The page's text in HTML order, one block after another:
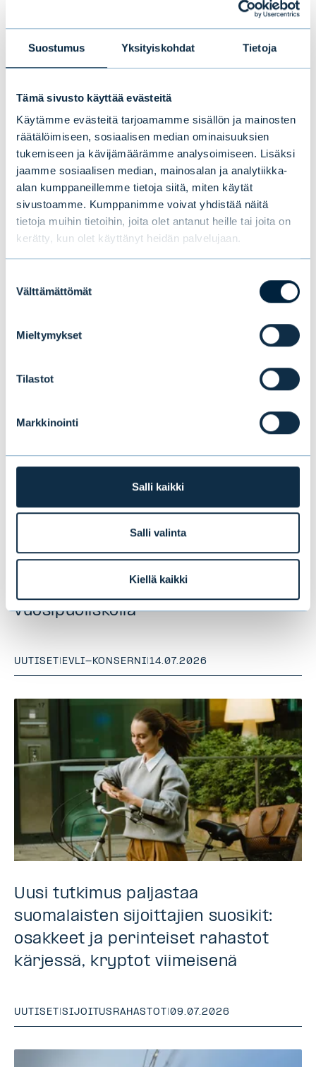
Suostumus Yksityiskohdat Tietoja
Tämä sivusto käyttää evästeitä
Käytämme evästeitä tarjoamamme sisällön ja mainosten
räätälöimiseen, sosiaalisen median ominaisuuksien
tukemiseen ja kävijämäärämme analysoimiseen. Lisäksi
jaamme sosiaalisen median, mainosalan ja analytiikka-
alan kumppaneillemme tietoja siitä, miten käytät
sivustoamme. Kumppanimme voivat yhdistää näitä
tietoja muihin tietoihin, joita olet antanut heille tai joita on
kerätty, kun olet käyttänyt heidän palvelujaan.
valinta
Välttämättömät
Mieltymykset
Tilastot
Markkinointi
Salli kaikki
Salli valinta
Kiellä kaikki
tai muutoin mahdollista pakotteiden vastaista
Kaikissa sijoitusasioissa voi kääntyä oman
yhteyshenkilön tai Evlin Sijoittajapalvelun
puoleen. Sijoittajapalvelu palvelee arkisin klo
9.30–16.30 numerossa (09) 4766 9701.
Tämä saattaa myös
kiinnostaa sinua
Evlin puolivuosikatsaus 1–6/2026:
Vakaata kasvua ensimmäisellä
vuosipuoliskolla
UUTISET | EVLI-KONSERNI|14.07.2026
Uusi tutkimus paljastaa
suomalaisten sijoittajien suosikit:
osakkeet ja perinteiset rahastot
kärjessä, kryptot viimeisenä
UUTISET SIJOITUSRAHASTOT |09.07.2026